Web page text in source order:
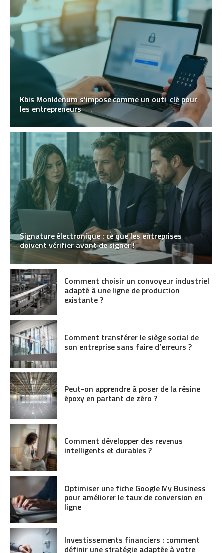
Kbis MonIdenum s’impose comme un outil clé pour
les entrepreneurs
Signature électronique : ce que les entreprises
doivent vérifier avant de signer !
Comment choisir un convoyeur industriel
adapté à une ligne de production
existante ?
Comment transférer le siège social de
son entreprise sans faire d’erreurs ?
Peut-on apprendre à poser de la résine
époxy en partant de zéro ?
Comment développer des revenus
intelligents et durables ?
Optimiser une fiche Google My Business
pour améliorer le taux de conversion en
ligne
Investissements financiers : comment
définir une stratégie adaptée à votre